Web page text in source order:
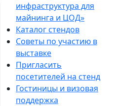
инфраструктура для
майнинга и ЦОД»
Каталог стендов
Советы по участию в
выставке
Пригласить
посетителей на стенд
Гостиницы и визовая
поддержка